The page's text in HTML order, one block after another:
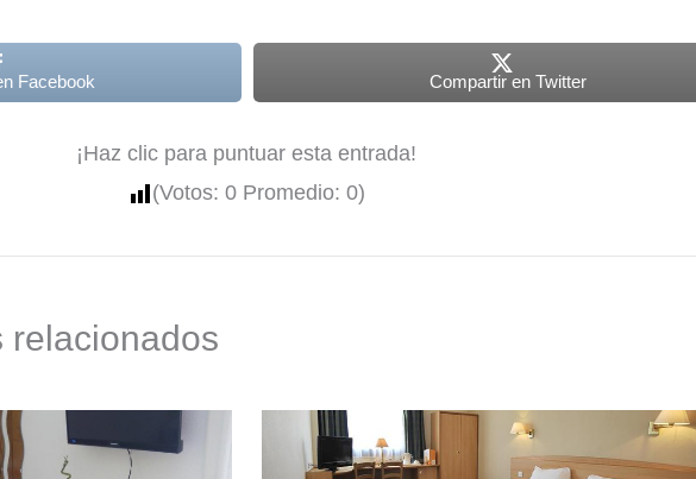
Facebook Compartir en Twitter
¡Haz clic para puntuar esta entrada!
(Votos: 0Promedio: 0)
relacionados